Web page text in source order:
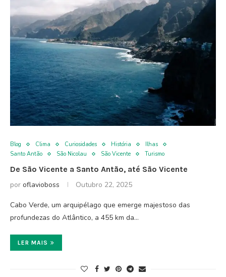
Blog Clima Curiosidades História
Ilhas
Santo Antão
São Nicolau São Vicente Turismo
De São Vicente a Santo Antão, até São Vicente
por oflavioboss Outubro 22, 2025
Cabo Verde, um arquipélago que emerge majestoso das
profundezas do Atlântico, a 455 km da…
LER MAIS